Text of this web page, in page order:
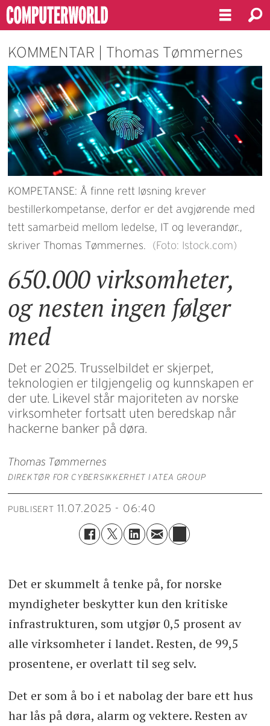
KOMMENTAR | Thomas Tømmernes
KOMPETANSE: Å finne rett løsning krever
bestillerkompetanse, derfor er det avgjørende med
tett samarbeid mellom ledelse, IT og leverandør.,
skriver Thomas Tømmernes.
(Foto: Istock.com)
650.000 virksomheter,
og nesten ingen følger
med
Det er 2025. Trusselbildet er skjerpet,
teknologien er tilgjengelig og kunnskapen er
der ute. Likevel står majoriteten av norske
virksomheter fortsatt uten beredskap når
hackerne banker på døra.
Thomas Tømmernes
DIREKTØR FOR CYBERSIKKERHET I ATEA GROUP
PUBLISERT 11.07.2025 - 06:40
Det er skummelt å tenke på, for norske
myndigheter beskytter kun den kritiske
infrastrukturen, som utgjør 0,5 prosent av
alle virksomheter i landet. Resten, de 99,5
prosentene, er overlatt til seg selv.
Det er som å bo i et nabolag der bare ett hus
har lås på døra, alarm og vektere. Resten av